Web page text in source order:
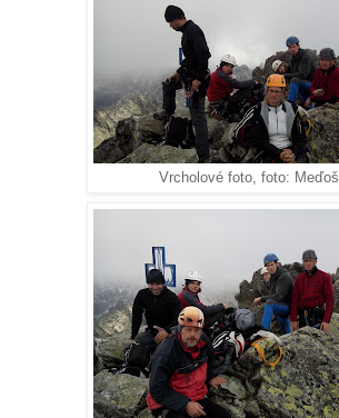
Vrcholové foto, foto: Meďoš